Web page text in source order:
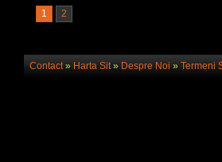
1 2
Contact» Harta Sit» Despre Noi » Termeni